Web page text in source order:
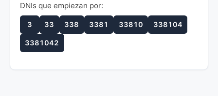
DNIs que empiezan por:
3 33 338 3381 33810 338104
3381042